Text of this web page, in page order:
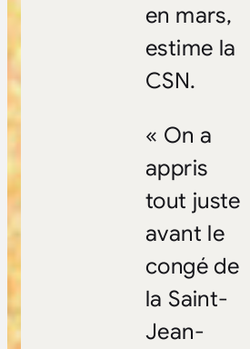
en mars,
estime la
CSN.
« On a
appris
tout juste
avant le
congé de
la Saint-
Jean-